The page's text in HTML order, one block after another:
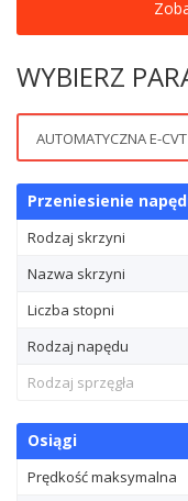
WYBIERZ
Przeniesienie
Rodzaj skrzyni
Nazwa skrzyni
Liczba stopni
Rodzaj napędu
Rodzaj sprzęgła
Osiągi
Prędkość maksymalna